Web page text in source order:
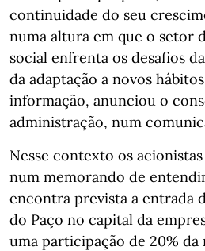
continuidade do seu
numa altura em que o setor
social enfrenta os desafios
da adaptação a novos
informação, anunciou o
administração, num
Nesse contexto os
num memorando de
encontra prevista a entrada
do Paço no capital da
uma participação de 20% da